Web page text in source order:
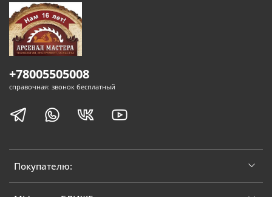
Покупателю:
+78005505008
справочная: звонок бесплатный